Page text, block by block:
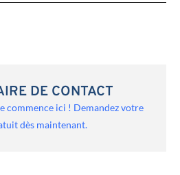
DE CONTACT
commence ici ! Demandez votre
dès maintenant.